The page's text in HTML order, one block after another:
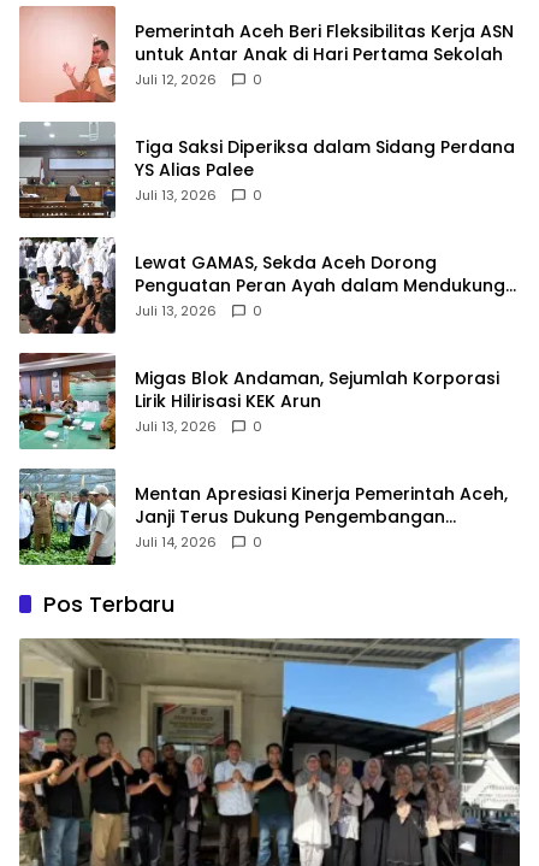
Pemerintah Aceh Beri Fleksibilitas Kerja ASN
untuk Antar Anak di Hari Pertama Sekolah
Juli 12, 2026 0
Tiga Saksi Diperiksa dalam Sidang Perdana
YS Alias Palee
Juli 13, 2026 0
Lewat GAMAS, Sekda Aceh Dorong
Penguatan Peran Ayah dalam Mendukung
Pendidikan Anak
Juli 13, 2026 0
Migas Blok Andaman, Sejumlah Korporasi
Lirik Hilirisasi KEK Arun
Juli 13, 2026 0
‎Mentan Apresiasi Kinerja Pemerintah Aceh,
Janji Terus Dukung Pengembangan
Pertanian dan Kopi Gayo
Juli 14, 2026 0
Pos Terbaru